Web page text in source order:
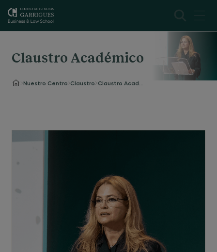
Claustro Académico
Nuestro Centro Claustro